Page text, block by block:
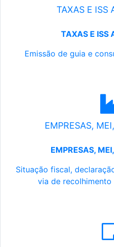
TAXAS E ISS
TAXAS E ISS
Emissão de guia e
EMPRESAS,
EMPRESAS,
Situação fiscal,
via de recolhimento